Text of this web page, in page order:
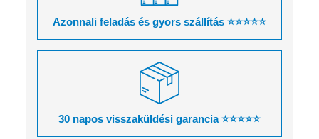
Azonnali feladás és gyors szállítás ⭐⭐⭐⭐⭐
30 napos visszaküldési garancia ⭐⭐⭐⭐⭐